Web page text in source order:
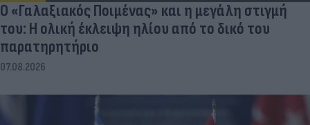
Ο «Γαλαξιακός Ποιμένας» και η μεγάλη στιγμή
του: Η ολική έκλειψη ηλίου από το δικό του
παρατηρητήριο
07.08.2026